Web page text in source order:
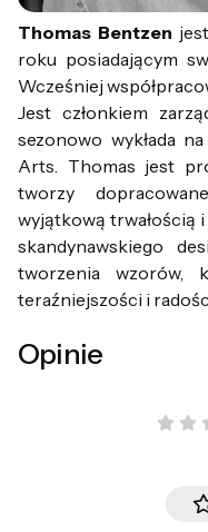
Thomas Bentzen
roku posiadającym
Wcześniej
Jest członkiem
sezonowo wykłada
Arts. Thomas jest
tworzy
wyjątkową trwałością
skandynawskiego
tworzenia wzorów,
teraźniejszości i
Opinie